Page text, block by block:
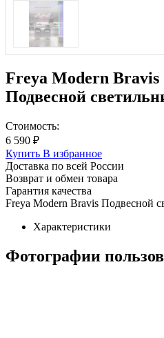
Freya Modern Bravis
Подвесной
Стоимость:
6 590 ₽
Купить В избранное
Доставка по всей России
Возврат и обмен товара
Гарантия качества
Freya Modern Bravis Подвесной
Характеристики
Фотографии